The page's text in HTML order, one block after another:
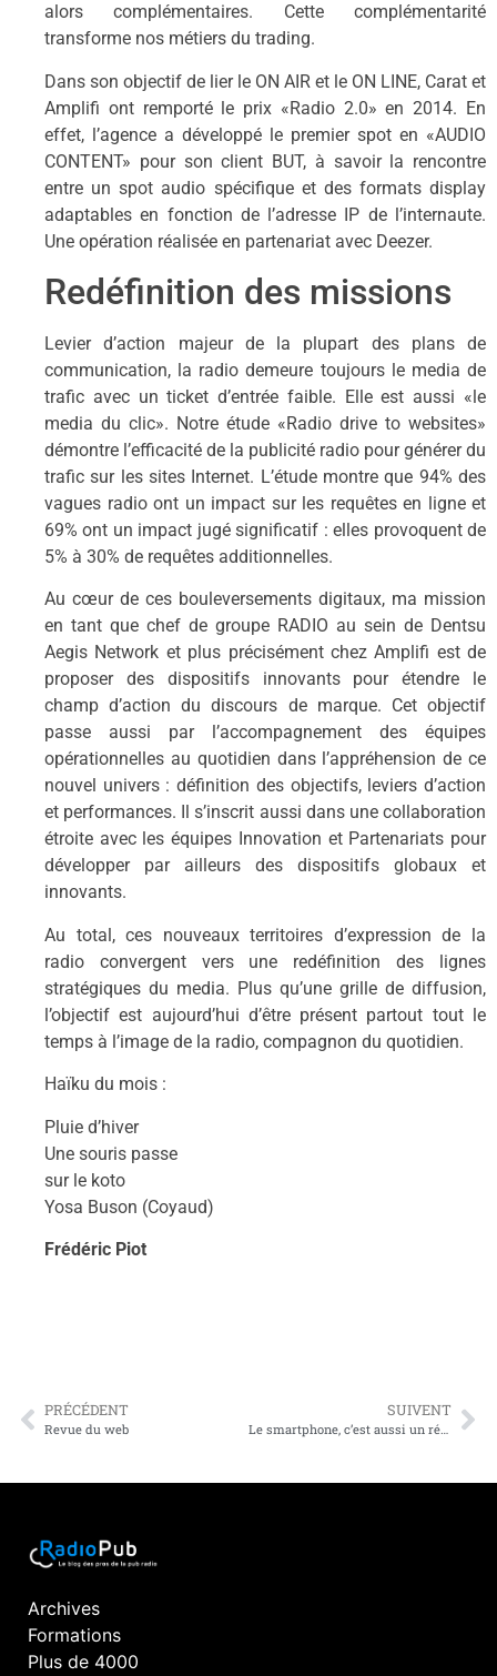
alors complémentaires. Cette complémentarité
transforme nos métiers du trading.
Dans son objectif de lier le ON AIR et le ON LINE, Carat et
Amplifi ont remporté le prix «Radio 2.0» en 2014. En
effet, l’agence a développé le premier spot en «AUDIO
CONTENT» pour son client BUT, à savoir la rencontre
entre un spot audio spécifique et des formats display
adaptables en fonction de l’adresse IP de l’internaute.
Une opération réalisée en partenariat avec Deezer.
Redéfinition des missions
Levier d’action majeur de la plupart des plans de
communication, la radio demeure toujours le media de
trafic avec un ticket d’entrée faible. Elle est aussi «le
media du clic». Notre étude «Radio drive to websites»
démontre l’efficacité de la publicité radio pour générer du
trafic sur les sites Internet. L’étude montre que 94% des
vagues radio ont un impact sur les requêtes en ligne et
69% ont un impact jugé significatif : elles provoquent de
5% à 30% de requêtes additionnelles.
Au cœur de ces bouleversements digitaux, ma mission
en tant que chef de groupe RADIO au sein de Dentsu
Aegis Network et plus précisément chez Amplifi est de
proposer des dispositifs innovants pour étendre le
champ d’action du discours de marque. Cet objectif
passe aussi par l’accompagnement des équipes
opérationnelles au quotidien dans l’appréhension de ce
nouvel univers : définition des objectifs, leviers d’action
et performances. Il s’inscrit aussi dans une collaboration
étroite avec les équipes Innovation et Partenariats pour
développer par ailleurs des dispositifs globaux et
innovants.
Au total, ces nouveaux territoires d’expression de la
radio convergent vers une redéfinition des lignes
stratégiques du media. Plus qu’une grille de diffusion,
l’objectif est aujourd’hui d’être présent partout tout le
temps à l’image de la radio, compagnon du quotidien.
Haïku du mois :
Pluie d’hiver
Une souris passe
sur le koto
Yosa Buson (Coyaud)
Frédéric Piot
PRÉCÉDENT
Revue du web
SUIVENT
Le smartphone, c’est aussi un récepteur radio et un assistant shopper
Archives
Formations
Plus de 4000